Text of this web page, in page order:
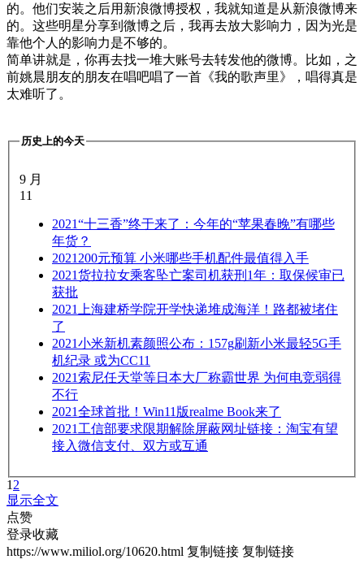
的。他们安装之后用新浪微博授权，我就知道是从新浪微博来
的。这些明星分享到微博之后，我再去放大影响力，因为光是
靠他个人的影响力是不够的。
简单讲就是，你再去找一堆大账号去转发他的微博。比如，之
前姚晨朋友的朋友在唱吧唱了一首《我的歌声里》，唱得真是
太难听了。
历史上的今天
9 月
11
2021“十三香”终于来了：今年的“苹果春晚”有哪些
年货？
2021 200元预算 小米哪些手机配件最值得入手
2021货拉拉女乘客坠亡案司机获刑1年：取保候审已
获批
2021
上海建桥学院开学快递堆成海洋！路都被堵住
了
2021小米新机素颜照公布：157g刷新小米最轻5G手
机纪录 或为CC11
2021索尼任天堂等日本大厂称霸世界 为何电竞弱得
不行
2021全球首批！Win11版realme Book来了
2021 工信部要求限期解除屏蔽网址链接：淘宝有望
接入微信支付、双方或互通
1 2
显示全文
点赞
登录收藏
https://www.miliol.org/10620.html 复制链接 复制链接